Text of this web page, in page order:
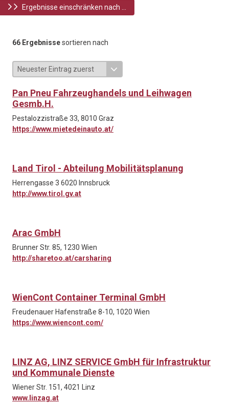
Ergebnisse einschränken nach ...
66 Ergebnissesortieren nach
Pan Pneu Fahrzeughandels und Leihwagen
Gesmb.H.
Pestalozzistraße 33, 8010 Graz
https://www.mietedeinauto.at/
Land Tirol - Abteilung Mobilitätsplanung
Herrengasse 3 6020 Innsbruck
http://www.tirol.gv.at
Arac GmbH
Brunner Str. 85, 1230 Wien
http://sharetoo.at/carsharing
WienCont Container Terminal GmbH
Freudenauer Hafenstraße 8-10, 1020 Wien
https://www.wiencont.com/
LINZ AG, LINZ SERVICE GmbH für Infrastruktur
und Kommunale Dienste
Wiener Str. 151, 4021 Linz
www.linzag.at